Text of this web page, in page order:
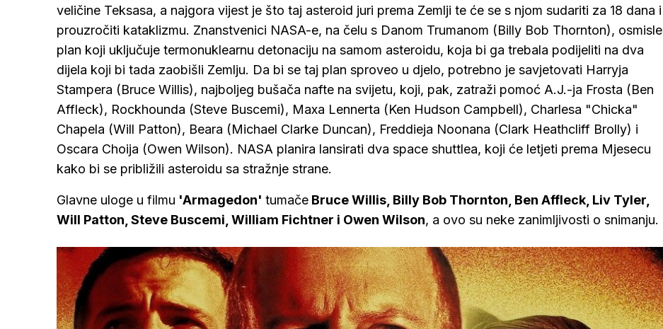
veličine Teksasa, a najgora vijest je što taj asteroid juri prema Zemlji te će se s njom sudariti za 18 dana i
prouzročiti kataklizmu. Znanstvenici NASA-e, na čelu s Danom Trumanom (Billy Bob Thornton), osmisle
plan koji uključuje termonuklearnu detonaciju na samom asteroidu, koja bi ga trebala podijeliti na dva
dijela koji bi tada zaobišli Zemlju. Da bi se taj plan sproveo u djelo, potrebno je savjetovati Harryja
Stampera (Bruce Willis), najboljeg bušača nafte na svijetu, koji, pak, zatraži pomoć A.J.-ja Frosta (Ben
Affleck), Rockhounda (Steve Buscemi), Maxa Lennerta (Ken Hudson Campbell), Charlesa "Chicka"
Chapela (Will Patton), Beara (Michael Clarke Duncan), Freddieja Noonana (Clark Heathcliff Brolly) i
Oscara Choija (Owen Wilson). NASA planira lansirati dva space shuttlea, koji će letjeti prema Mjesecu
kako bi se približili asteroidu sa stražnje strane.
Glavne uloge u filmu 'Armagedon' tumače Bruce Willis, Billy Bob Thornton, Ben Affleck, Liv Tyler,
Will Patton, Steve Buscemi, William Fichtner i Owen Wilson, a ovo su neke zanimljivosti o snimanju.